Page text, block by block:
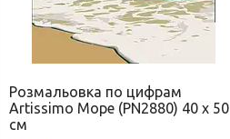
Залишилось 6 днів
Розмальовка по цифрам
Artissimo Море (PN2880) 40 х 50
см